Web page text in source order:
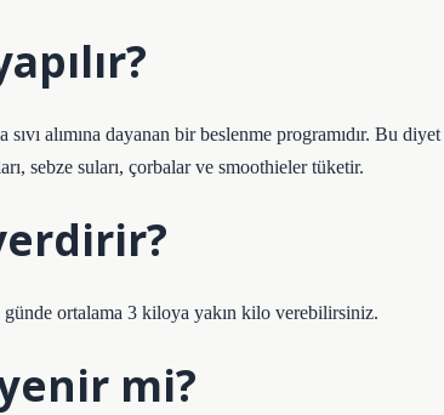
alımına dayanan bir beslenme programıdır. Bu diyet
sebze suları, çorbalar ve smoothieler tüketir.
günde ortalama 3 kiloya yakın kilo verebilirsiniz.
mi?